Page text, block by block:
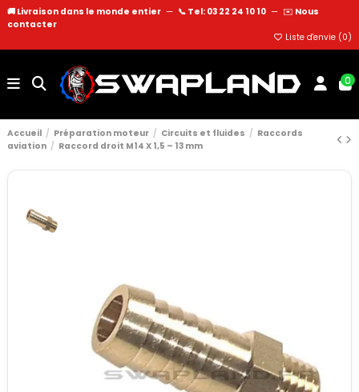
🚚 Livraison dans le monde entier — 📞 Tel: 03 22 24 10 10 — ✉️ Nous
contacter
Liste d'envie (0)
0
Accueil Préparation moteur Circuits et fluides
Raccords
aviation
Raccord droit M14 X 1,5 – 13 mm